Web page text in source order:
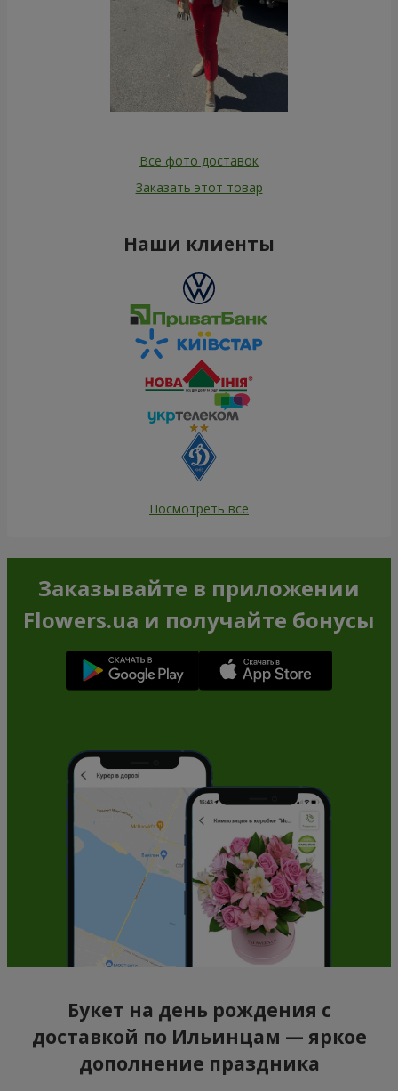
Все фото доставок
Заказать этот товар
Наши клиенты
Посмотреть все
Заказывайте в приложении
Flowers.ua и получайте бонусы
Букет на день рождения с
доставкой по Ильинцам — яркое
дополнение праздника